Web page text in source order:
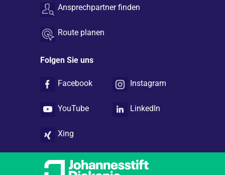
Ansprechpartner finden
Route planen
Folgen Sie uns
Facebook Instagram
YouTube LinkedIn
Xing